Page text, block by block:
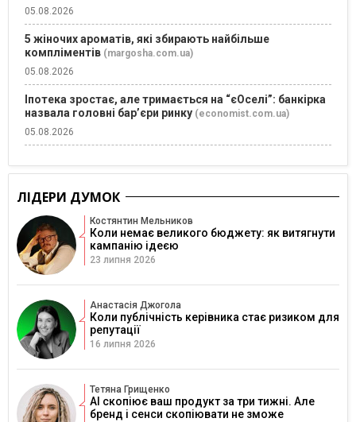
05.08.2026
5 жіночих ароматів, які збирають найбільше
компліментів (margosha.com.ua)
05.08.2026
Іпотека зростає, але тримається на “єОселі”: банкірка
назвала головні бар’єри ринку (economist.com.ua)
05.08.2026
ЛІДЕРИ ДУМОК
Костянтин Мельников
Коли немає великого бюджету: як витягнути
кампанію ідеєю
23 липня 2026
Анастасія Джогола
Коли публічність керівника стає ризиком для
репутації
16 липня 2026
Тетяна Грищенко
AI скопіює ваш продукт за три тижні. Але
бренд і сенси скопіювати не зможе